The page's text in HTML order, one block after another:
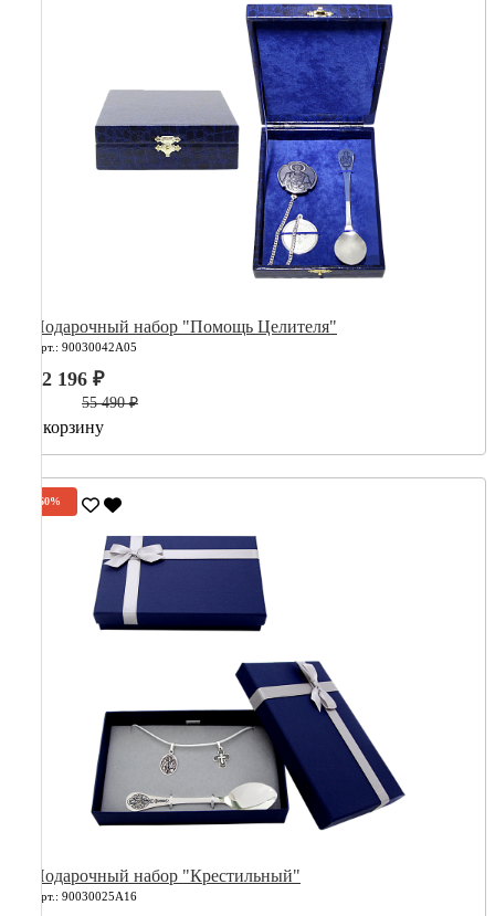
Подарочный набор "Помощь Целителя"
Арт.: 90030042А05
22 196 ₽
55 490 ₽
В корзину
-60%
Подарочный набор "Крестильный"
Арт.: 90030025А16